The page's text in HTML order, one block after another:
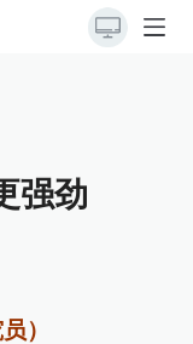
强劲
）